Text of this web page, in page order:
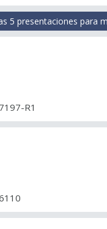
5 presentaciones para
R1